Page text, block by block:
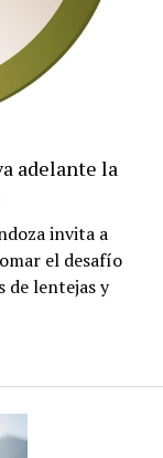
adelante la
invita a
el desafío
de lentejas y